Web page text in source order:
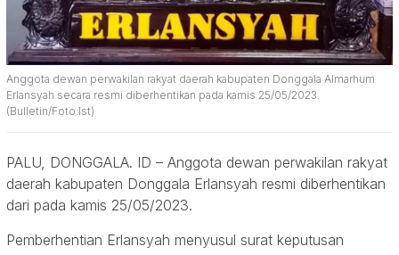
Anggota dewan perwakilan rakyat daerah kabupaten Donggala Almarhum
Erlansyah secara resmi diberhentikan pada kamis 25/05/2023.
(Bulletin/Foto:Ist)
PALU, DONGGALA. ID – Anggota dewan perwakilan rakyat
daerah kabupaten Donggala Erlansyah resmi diberhentikan
dari pada kamis 25/05/2023.
Pemberhentian Erlansyah menyusul surat keputusan